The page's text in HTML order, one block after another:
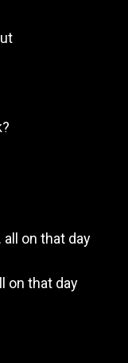
all on that day
on that day